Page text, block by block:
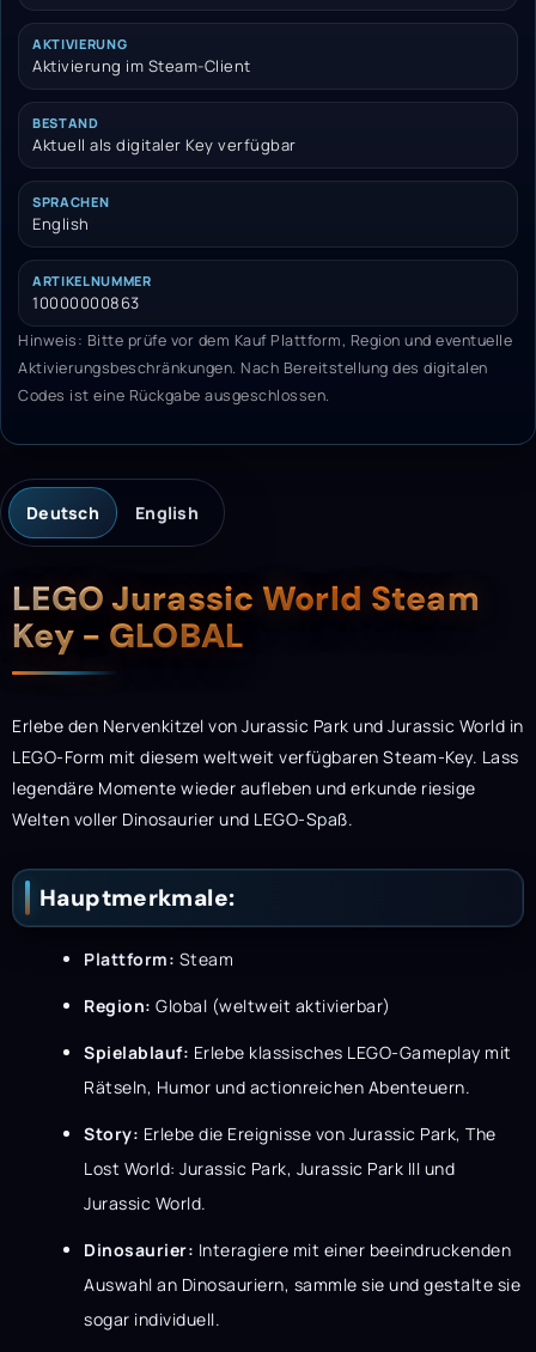
AKTIVIERUNG
Aktivierung im Steam-Client
BESTAND
Aktuell als digitaler Key verfügbar
SPRACHEN
English
ARTIKELNUMMER
10000000863
Hinweis: Bitte prüfe vor dem Kauf Plattform, Region und eventuelle
Aktivierungsbeschränkungen. Nach Bereitstellung des digitalen
Codes ist eine Rückgabe ausgeschlossen.
Deutsch English
Beschreibung
LEGO Jurassic World Steam
Key - GLOBAL
Erlebe den Nervenkitzel von Jurassic Park und Jurassic World in
LEGO-Form mit diesem weltweit verfügbaren Steam-Key. Lass
legendäre Momente wieder aufleben und erkunde riesige
Welten voller Dinosaurier und LEGO-Spaß.
Hauptmerkmale:
Plattform: Steam
Region: Global (weltweit aktivierbar)
Spielablauf: Erlebe klassisches LEGO-Gameplay mit
Rätseln, Humor und actionreichen Abenteuern.
Story: Erlebe die Ereignisse von Jurassic Park, The
Lost World: Jurassic Park, Jurassic Park III und
Jurassic World.
Dinosaurier: Interagiere mit einer beeindruckenden
Auswahl an Dinosauriern, sammle sie und gestalte sie
sogar individuell.